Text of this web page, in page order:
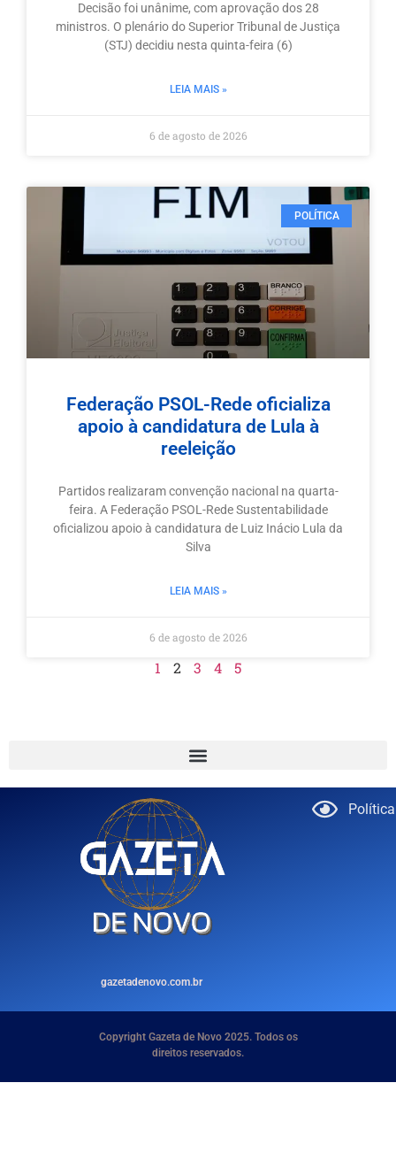
Decisão foi unânime, com aprovação dos 28
ministros. O plenário do Superior Tribunal de Justiça
(STJ) decidiu nesta quinta-feira (6)
LEIA MAIS »
6 de agosto de 2026
POLÍTICA
Federação PSOL-Rede oficializa
apoio à candidatura de Lula à
reeleição
Partidos realizaram convenção nacional na quarta-
feira. A Federação PSOL-Rede Sustentabilidade
oficializou apoio à candidatura de Luiz Inácio Lula da
Silva
LEIA MAIS »
6 de agosto de 2026
1 2 3 4 5
gazetadenovo.com.br
Copyright Gazeta de Novo 2025. Todos os
direitos reservados.